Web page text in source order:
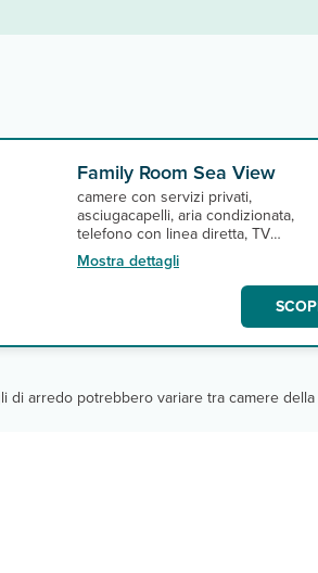
Family Room Sea View
camere con servizi privati,
asciugacapelli, aria condizionata,
telefono con linea diretta, TV
satellitare, connessione Wi-Fi,
e terrazza o balcone. A pagamento,
cassetta di sicurezza. (max 4 pax,
Mostra dettagli
arredo potrebbero variare tra camere